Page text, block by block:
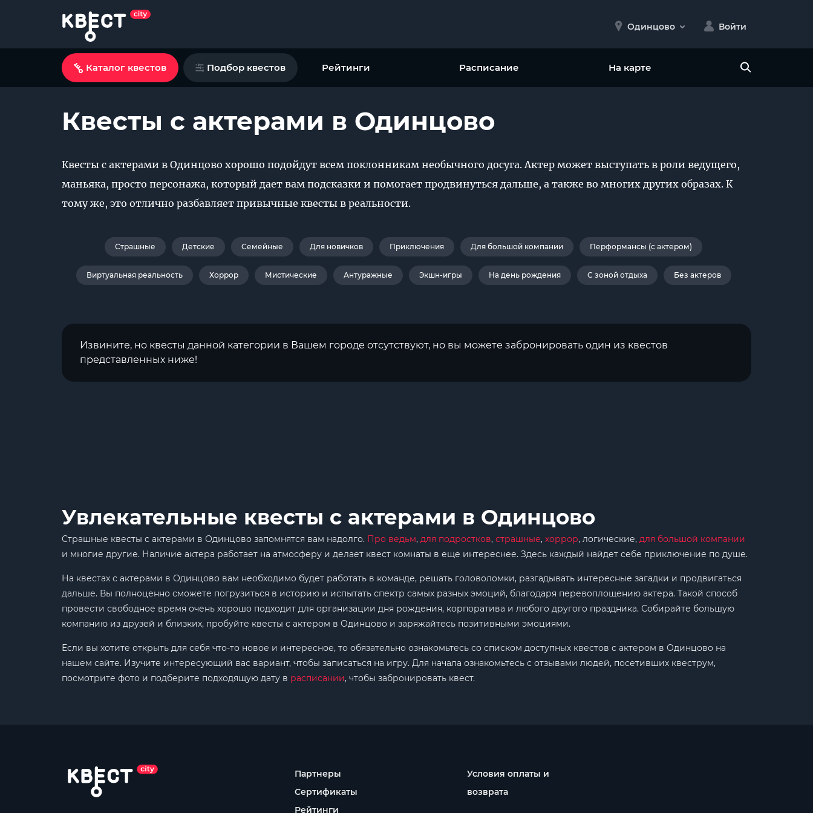
Одинцово Войти
Каталог квестов Подбор квестов Рейтинги Расписание На карте
Квесты с актерами в Одинцово
Квесты с актерами в Одинцово хорошо подойдут всем поклонникам необычного досуга. Актер может выступать в роли ведущего,
маньяка, просто персонажа, который дает вам подсказки и помогает продвинуться дальше, а также во многих других образах. К
тому же, это отлично разбавляет привычные квесты в реальности.
Страшные Детские Семейные Для новичков Приключения Для большой компании Перформансы (с актером)
Виртуальная реальность Хоррор Мистические Антуражные Экшн-игры На день рождения С зоной отдыха Без актеров
Извините, но квесты данной категории в Вашем городе отсутствуют, но вы можете забронировать один из квестов
представленных ниже!
Увлекательные квесты с актерами в Одинцово
Страшные квесты с актерами в Одинцово запомнятся вам надолго. Про ведьм, для подростков, страшные, хоррор, логические, для большой компании
и многие другие. Наличие актера работает на атмосферу и делает квест комнаты в еще интереснее. Здесь каждый найдет себе приключение по душе.
На квестах с актерами в Одинцово вам необходимо будет работать в команде, решать головоломки, разгадывать интересные загадки и продвигаться
дальше. Вы полноценно сможете погрузиться в историю и испытать спектр самых разных эмоций, благодаря перевоплощению актера. Такой способ
провести свободное время очень хорошо подходит для организации дня рождения, корпоратива и любого другого праздника. Собирайте большую
компанию из друзей и близких, пробуйте квесты с актером в Одинцово и заряжайтесь позитивными эмоциями.
Если вы хотите открыть для себя что-то новое и интересное, то обязательно ознакомьтесь со списком доступных квестов с актером в Одинцово на
нашем сайте. Изучите интересующий вас вариант, чтобы записаться на игру. Для начала ознакомьтесь с отзывами людей, посетивших квеструм,
посмотрите фото и подберите подходящую дату в расписании, чтобы забронировать квест.
Партнеры
Сертификаты
Рейтинги
Условия оплаты и
возврата